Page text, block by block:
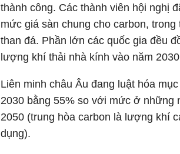
thành công. Các thành viên hội nghị
mức giá sàn chung cho carbon,
than đá. Phần lớn các quốc gia đều
lượng khí thải nhà kính vào năm
Liên minh châu Âu đang luật hóa
2030 bằng 55% so với mức ở những
2050 (trung hòa carbon là lượng khí
dụng).